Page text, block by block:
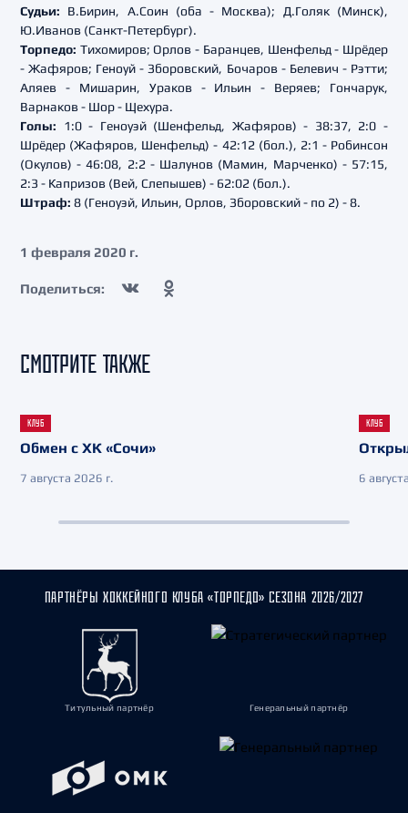
Судьи: В.Бирин, А.Соин (оба - Москва); Д.Голяк (Минск),
Ю.Иванов (Санкт-Петербург).
Торпедо: Тихомиров; Орлов - Баранцев, Шенфельд - Шрёдер
- Жафяров; Геноуй - Зборовский, Бочаров - Белевич - Рэтти;
Аляев - Мишарин, Ураков - Ильин - Веряев; Гончарук,
Варнаков - Шор - Щехура.
Голы: 1:0 - Геноуэй (Шенфельд, Жафяров) - 38:37, 2:0 -
Шрёдер (Жафяров, Шенфельд) - 42:12 (бол.), 2:1 - Робинсон
(Окулов) - 46:08, 2:2 - Шалунов (Мамин, Марченко) - 57:15,
2:3 - Капризов (Вей, Слепышев) - 62:02 (бол.).
Штраф: 8 (Геноуэй, Ильин, Орлов, Зборовский - по 2) - 8.
1 февраля 2020 г.
Поделиться:
СМОТРИТЕ ТАКЖЕ
КЛУБ
Обмен с ХК «Сочи»
7 августа 2026 г.
КЛУБ
6
ПАРТНЁРЫ ХОККЕЙНОГО КЛУБА «ТОРПЕДО» СЕЗОНА 2026/2027
Титульный партнёр Генеральный партнёр